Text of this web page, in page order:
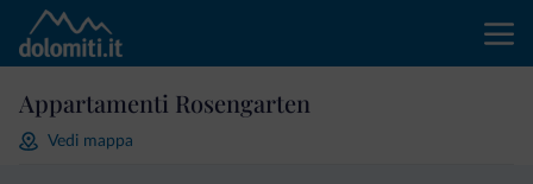
Appartamenti Rosengarten
Vedi mappa